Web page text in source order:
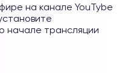
на канале YouTybe
начале трансляции